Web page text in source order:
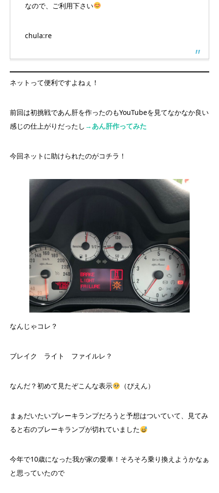
なので、ご利用下さい
chula:re
ネットって便利ですよねぇ！
前回は初挑戦であん肝を作ったのもYouTubeを見てなかなか良い
感じの仕上がりだったし →あん肝作ってみた
今回ネットに助けられたのがコチラ！
なんじゃコレ？
ブレイク ライト ファイルレ？
なんだ？初めて見たぞこんな表示 （ぴえん）
まぁだいたいブレーキランプだろうと予想はついていて、見てみ
ると右のブレーキランプが切れていました
今年で10歳になった我が家の愛車！そろそろ乗り換えようかなぁ
と思っていたので